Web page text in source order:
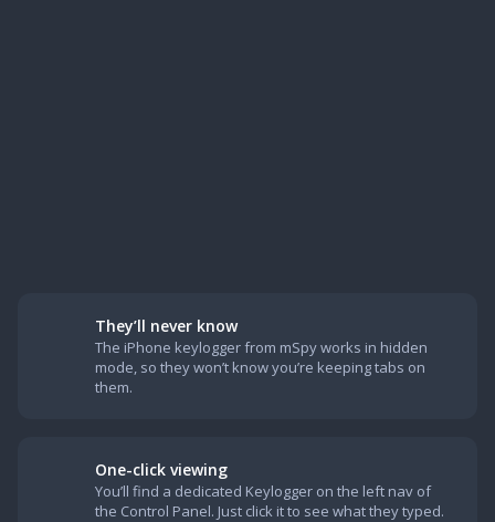
They’ll never know
The iPhone keylogger from mSpy works in hidden
mode, so they won’t know you’re keeping tabs on
them.
One-click viewing
You’ll find a dedicated Keylogger on the left nav of
the Control Panel. Just click it to see what they typed.